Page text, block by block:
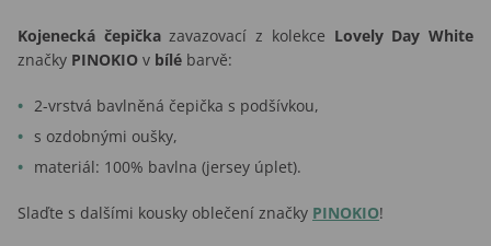
Kojenecká čepičkazavazovací z kolekce Lovely Day White
značky PINOKIO v bílé barvě:
2-vrstvá bavlněná čepička s podšívkou,
s ozdobnými oušky,
materiál: 100% bavlna (jersey úplet).
Slaďte s dalšími kousky oblečení značky PINOKIO!